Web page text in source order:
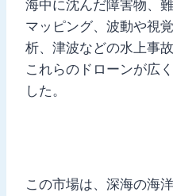
海中に沈んだ障害物、
マッピング、波動や視
析、津波などの水上事
これらのドローンが広
した。
この市場は、深海の海